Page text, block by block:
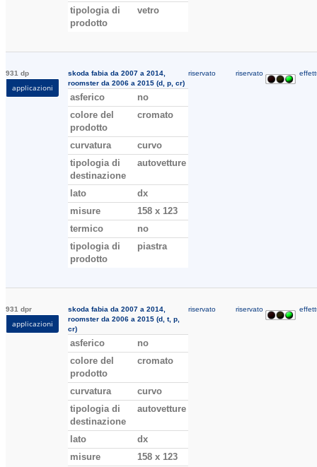
tipologia di
prodotto
vetro
931 dp
applicazioni
skoda fabia da 2007 a 2014,
roomster da 2006 a 2015 (d, p, cr)
asferico
no
colore del
prodotto
cromato
curvatura
curvo
tipologia di
destinazione
autovetture
lato
dx
misure
158 x 123
termico
no
tipologia di
prodotto
piastra
riservato riservato
931 dpr
applicazioni
skoda fabia da 2007 a 2014,
roomster da 2006 a 2015 (d, t, p,
cr)
asferico
no
colore del
prodotto
cromato
curvatura
curvo
tipologia di
destinazione
autovetture
lato
dx
misure
158 x 123
riservato riservato